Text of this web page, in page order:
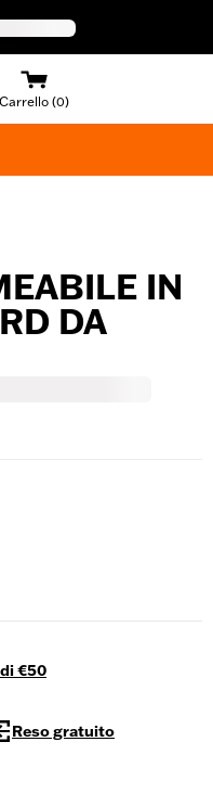
Carrello (0)
IN
DA
€50
Reso gratuito